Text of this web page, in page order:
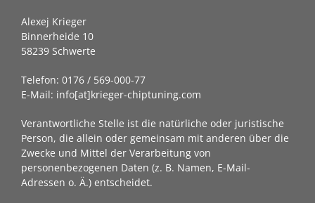
Alexej Krieger
Binnerheide 10
58239 Schwerte
Telefon: 0176 / 569-000-77
E-Mail: info[at]krieger-chiptuning.com
Verantwortliche Stelle ist die natürliche oder juristische
Person, die allein oder gemeinsam mit anderen über die
Zwecke und Mittel der Verarbeitung von
personenbezogenen Daten (z. B. Namen, E-Mail-
Adressen o. Ä.) entscheidet.